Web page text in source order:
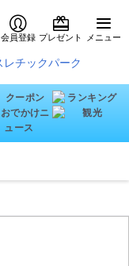
会員登録 プレゼント メニュー